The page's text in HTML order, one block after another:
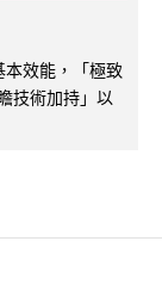
效能，「極致
技術加持」以